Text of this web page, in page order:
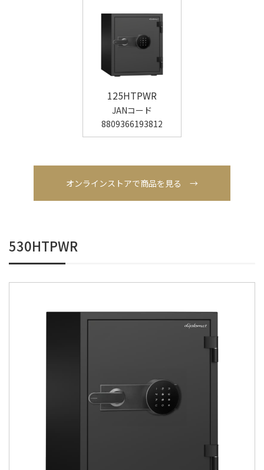
125HTPWR
JANコード
8809366193812
オンラインストアで商品を見る →
530HTPWR